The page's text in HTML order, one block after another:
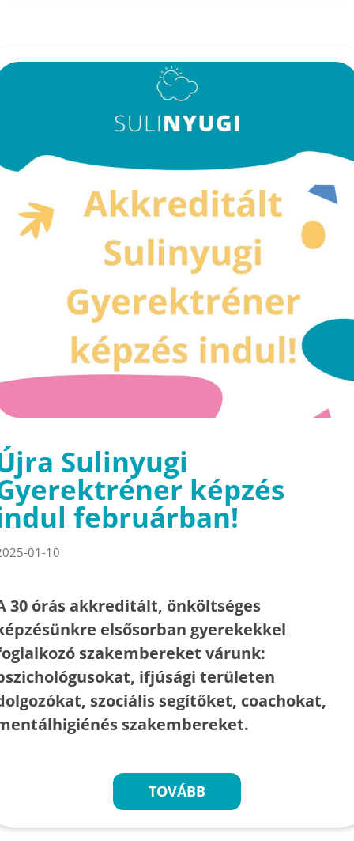
Sulinyugi
képzés
februárban!
01-10
30 órás akkreditált, önköltséges
elsősorban gyerekekkel
szakembereket várunk:
ifjúsági területen
szociális segítőket, coachokat,
szakembereket.
TOVÁBB